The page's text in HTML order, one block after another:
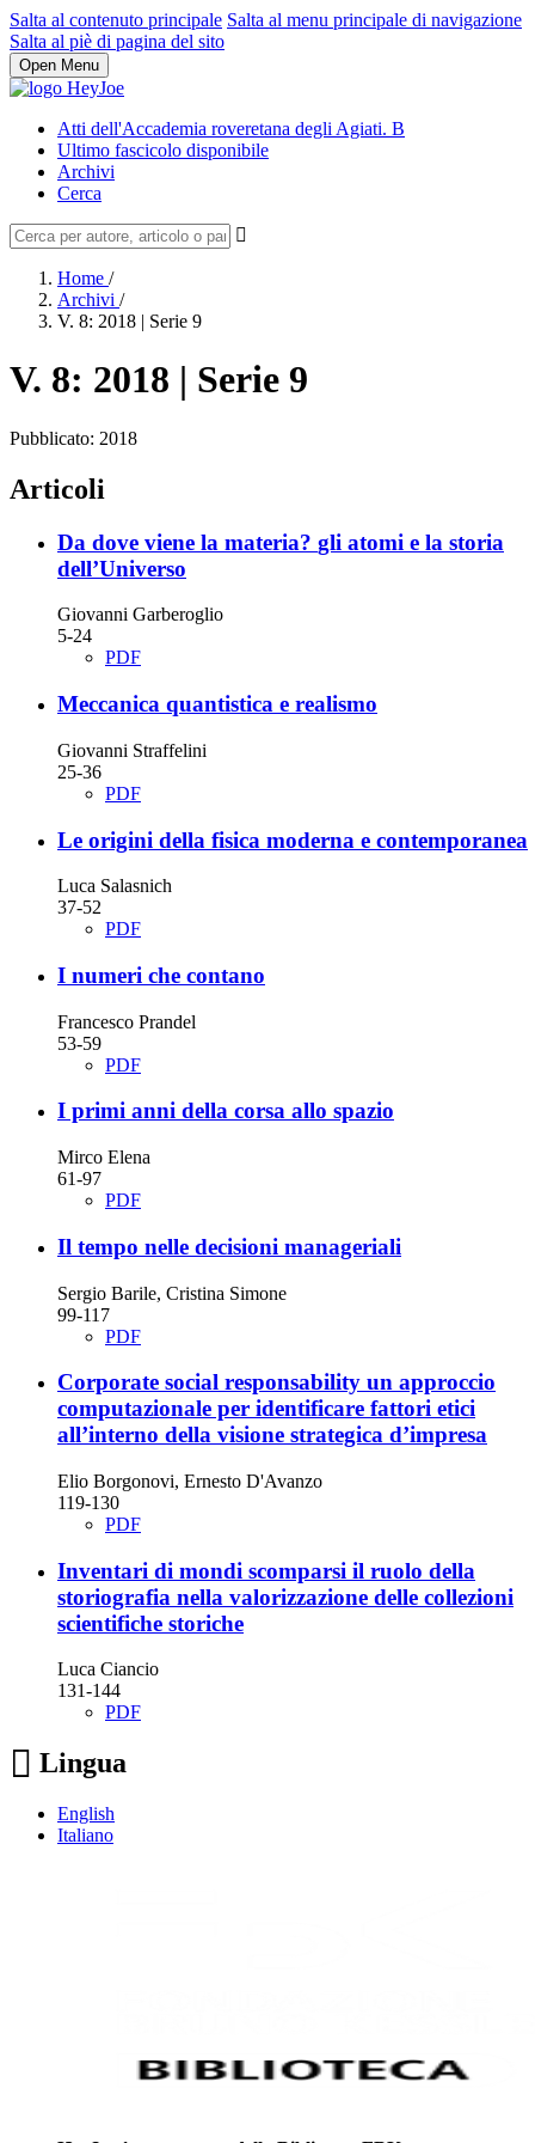
Salta al contenuto principale Salta al menu principale di navigazione
Salta al piè di pagina del sito
Open Menu
Atti dell'Accademia roveretana degli Agiati. B
Ultimo fascicolo disponibile
Archivi
Cerca
Home /
Archivi /
V. 8: 2018 | Serie 9
V. 8: 2018 | Serie 9
Pubblicato: 2018
Articoli
Da dove viene la materia? gli atomi e la storia
dell’Universo
Giovanni Garberoglio
5-24
PDF
Meccanica quantistica e realismo
Giovanni Straffelini
25-36
PDF
Le origini della fisica moderna e contemporanea
Luca Salasnich
37-52
PDF
I numeri che contano
Francesco Prandel
53-59
PDF
I primi anni della corsa allo spazio
Mirco Elena
61-97
PDF
Il tempo nelle decisioni manageriali
Sergio Barile, Cristina Simone
99-117
PDF
Corporate social responsability un approccio
computazionale per identificare fattori etici
all’interno della visione strategica d’impresa
Elio Borgonovi, Ernesto D'Avanzo
119-130
PDF
Inventari di mondi scomparsi il ruolo della
storiografia nella valorizzazione delle collezioni
scientifiche storiche
Luca Ciancio
131-144
PDF
Lingua
English
Italiano